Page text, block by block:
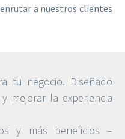
a nuestros clientes
tu negocio. Diseñado
mejorar la experiencia
y más beneficios –